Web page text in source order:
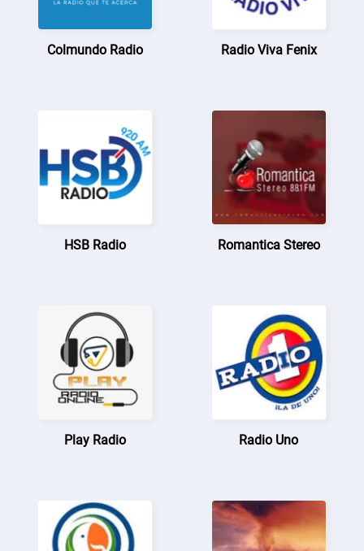
Colmundo Radio Radio Viva Fenix
HSB Radio Romantica Stereo
Play Radio Radio Uno